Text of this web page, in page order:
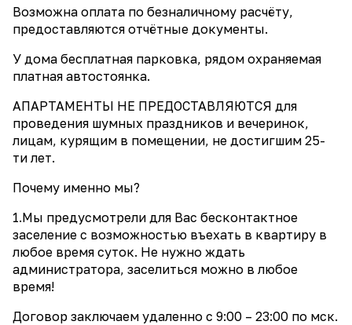
Возможна оплата по безналичному расчёту,
предоставляются отчётные документы.
У дома бесплатная парковка, рядом охраняемая
платная автостоянка.
АПАРТАМЕНТЫ НЕ ПРЕДОСТАВЛЯЮТСЯ для
проведения шумных праздников и вечеринок,
лицам, курящим в помещении, не достигшим 25-
ти лет.
Почему именно мы?
1.Мы предусмотрели для Вас бесконтактное
заселение с возможностью въехать в квартиру в
любое время суток. Не нужно ждать
администратора, заселиться можно в любое
время!
Договор заключаем удаленно с 9:00 – 23:00 по мск.